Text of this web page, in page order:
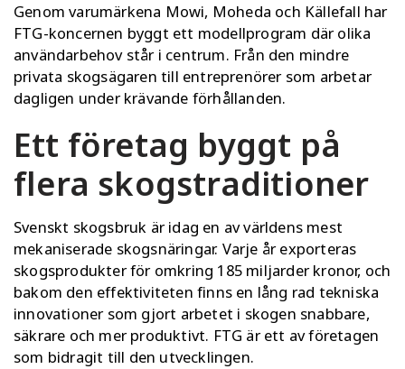
Genom varumärkena Mowi, Moheda och Källefall har
FTG-koncernen byggt ett modellprogram där olika
användarbehov står i centrum. Från den mindre
privata skogsägaren till entreprenörer som arbetar
dagligen under krävande förhållanden.
Ett företag byggt på
flera skogstraditioner
Svenskt skogsbruk är idag en av världens mest
mekaniserade skogsnäringar. Varje år exporteras
skogsprodukter för omkring 185 miljarder kronor, och
bakom den effektiviteten finns en lång rad tekniska
innovationer som gjort arbetet i skogen snabbare,
säkrare och mer produktivt. FTG är ett av företagen
som bidragit till den utvecklingen.